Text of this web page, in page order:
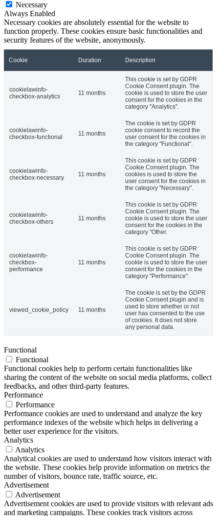
Necessary
Always Enabled
Necessary cookies are absolutely essential for the website to
function properly. These cookies ensure basic functionalities and
security features of the website, anonymously.
Cookie Duration Description
cookielawinfo-
checkbox-analytics
11 months
This cookie is set by GDPR
Cookie Consent plugin. The
cookie is used to store the user
consent for the cookies in the
category "Analytics".
cookielawinfo-
checkbox-functional
11 months
The cookie is set by GDPR
cookie consent to record the
user consent for the cookies in
the category "Functional".
cookielawinfo-
checkbox-necessary
11 months
This cookie is set by GDPR
Cookie Consent plugin. The
cookies is used to store the
user consent for the cookies in
the category "Necessary".
cookielawinfo-
checkbox-others
11 months
This cookie is set by GDPR
Cookie Consent plugin. The
cookie is used to store the user
consent for the cookies in the
category "Other.
cookielawinfo-
checkbox-
performance
11 months
This cookie is set by GDPR
Cookie Consent plugin. The
cookie is used to store the user
consent for the cookies in the
category "Performance".
viewed_cookie_policy 11 months
The cookie is set by the GDPR
Cookie Consent plugin and is
used to store whether or not
user has consented to the use
of cookies. It does not store
any personal data.
Functional
Functional
Functional cookies help to perform certain functionalities like
sharing the content of the website on social media platforms, collect
feedbacks, and other third-party features.
Performance
Performance
Performance cookies are used to understand and analyze the key
performance indexes of the website which helps in delivering a
better user experience for the visitors.
Analytics
Analytics
Analytical cookies are used to understand how visitors interact with
the website. These cookies help provide information on metrics the
number of visitors, bounce rate, traffic source, etc.
Advertisement
Advertisement
Advertisement cookies are used to provide visitors with relevant ads
and marketing campaigns. These cookies track visitors across